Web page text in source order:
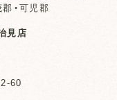
・可児郡
見店
60